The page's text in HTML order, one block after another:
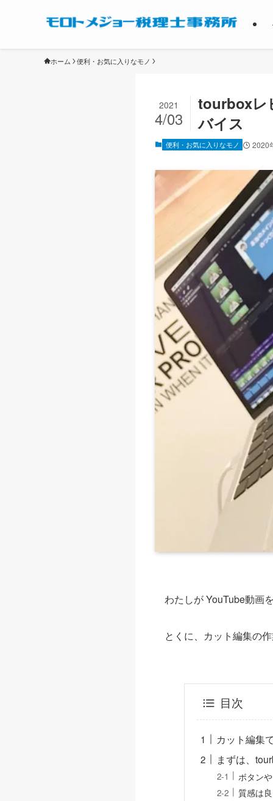
ホーム 便利・お気に入りなモノ
tourboxレ
バイス
2021
4/03
便利・お気に入りなモノ 2020
わたしが YouTube動画
とくに、カット編集の
目次
カット編集
まずは、
ボタン
質感は